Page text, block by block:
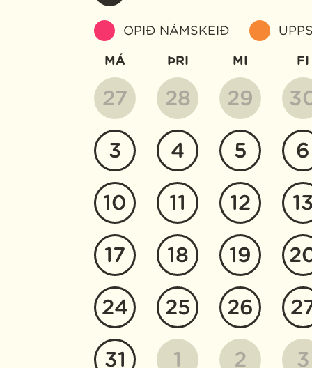
OPIÐ NÁMSKEIÐ
MÁ ÞRI MI FI
27 28 29
3 4 5 6
10 11 12
17 18 19
24 25 26
31 1 2 3